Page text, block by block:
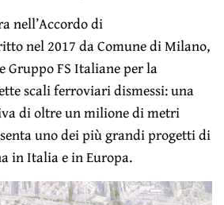
nell’Accordo di
nel 2017 da Comune di Milano,
Gruppo FS Italiane per la
scali ferroviari dismessi: una
di oltre un milione di metri
uno dei più grandi progetti di
in Italia e in Europa.